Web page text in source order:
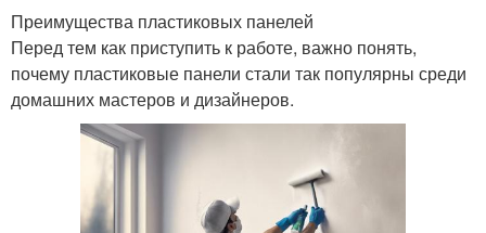
Преимущества пластиковых панелей
Перед тем как приступить к работе, важно понять,
почему пластиковые панели стали так популярны среди
домашних мастеров и дизайнеров.